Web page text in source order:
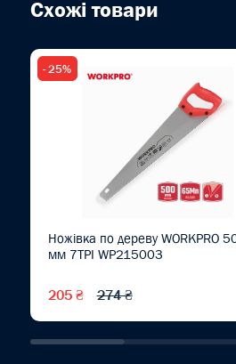
Схожі товари
- 25%
Ножівка по дереву WORKPRO
мм 7TPI WP215003
205 ₴ 274 ₴